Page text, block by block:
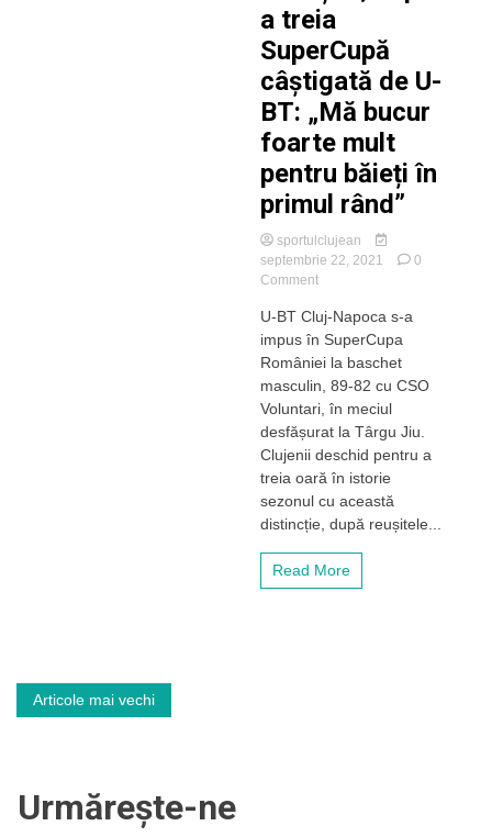
a treia
SuperCupă
câștigată de U-
BT: „Mă bucur
foarte mult
pentru băieți în
primul rând”
sportulclujean
septembrie 22, 2021
0
Commenton
dupa
a
treia
SuperCupă
câștigată
de
U-
BT:
„Mă
bucur
foarte
mult
pentru
băieți
U-BT Cluj-Napoca s-a
impus în SuperCupa
României la baschet
masculin, 89-82 cu CSO
Voluntari, în meciul
desfășurat la Târgu Jiu.
Clujenii deschid pentru a
treia oară în istorie
sezonul cu această
distincție, după reușitele...
Read More
Navigare
articole
Articole mai vechi
Urmărește-ne